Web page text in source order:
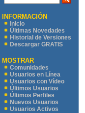
INFORMACIÓN
Inicio
Últimas Novedades
Historial de Versiones
Descargar GRATIS
MOSTRAR
Comunidades
Usuarios en Línea
Usuarios con Vídeo
Últimos Usuarios
Últimos Perfiles
Nuevos Usuarios
Usuarios Activos